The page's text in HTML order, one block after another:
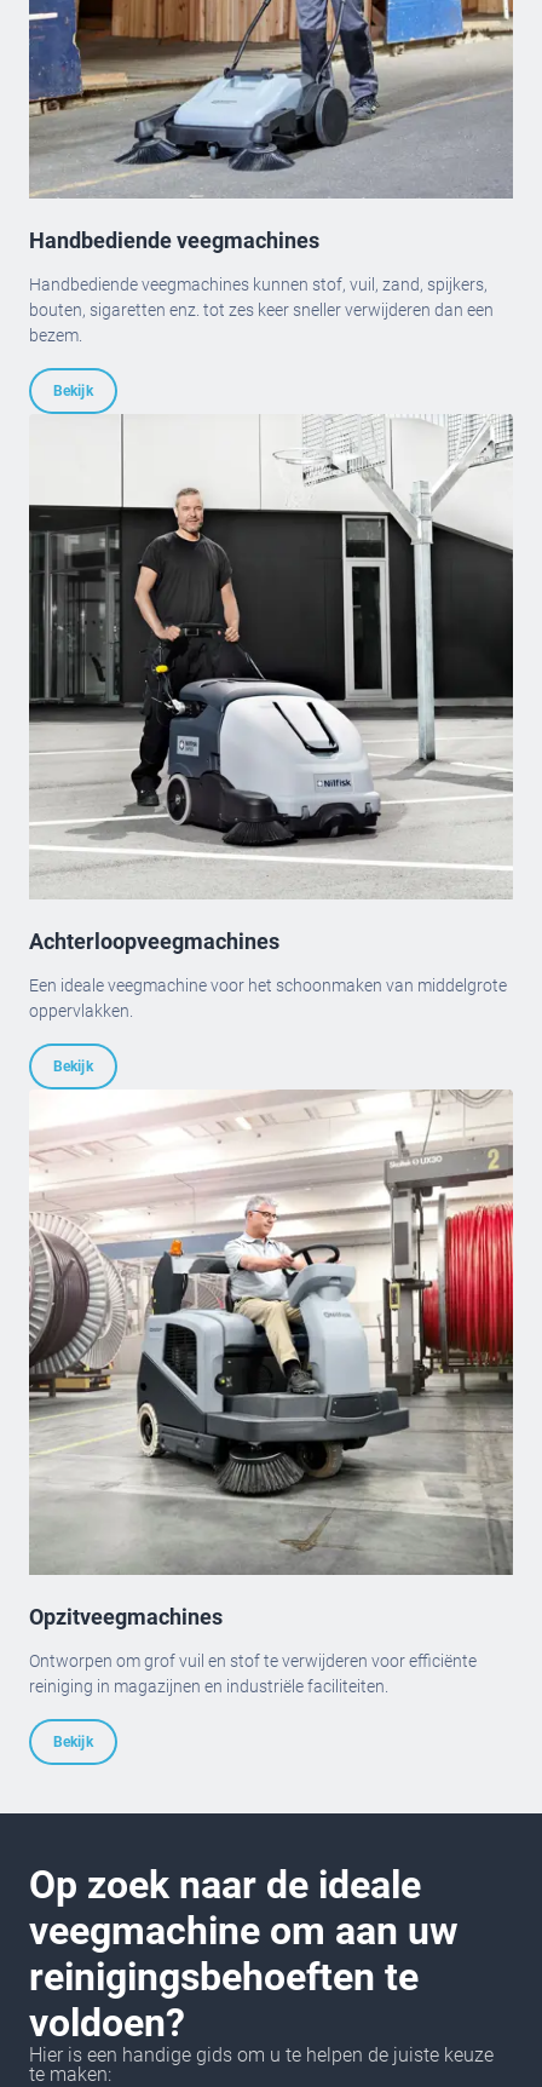
Handbediende veegmachines
Handbediende veegmachines kunnen stof, vuil, zand, spijkers,
bouten, sigaretten enz. tot zes keer sneller verwijderen dan een
bezem.
Bekijk
Achterloopveegmachines
Een ideale veegmachine voor het schoonmaken van middelgrote
oppervlakken.
Bekijk
Opzitveegmachines
Ontworpen om grof vuil en stof te verwijderen voor efficiënte
reiniging in magazijnen en industriële faciliteiten.
Bekijk
Op zoek naar de ideale
veegmachine om aan uw
reinigingsbehoeften te
voldoen?
Hier is een handige gids om u te helpen de juiste keuze
te maken: